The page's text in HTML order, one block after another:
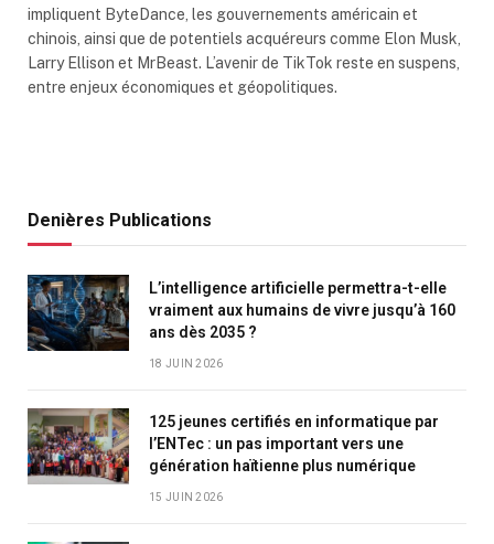
impliquent ByteDance, les gouvernements américain et
chinois, ainsi que de potentiels acquéreurs comme Elon Musk,
Larry Ellison et MrBeast. L’avenir de TikTok reste en suspens,
entre enjeux économiques et géopolitiques.
Denières Publications
L’intelligence artificielle permettra-t-elle
vraiment aux humains de vivre jusqu’à 160
ans dès 2035 ?
18 JUIN 2026
125 jeunes certifiés en informatique par
l’ENTec : un pas important vers une
génération haïtienne plus numérique
15 JUIN 2026